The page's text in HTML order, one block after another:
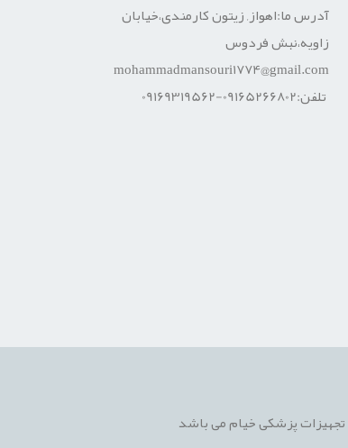
آدرس ما:اهواز, زیتون کارمندی،خیابان
زاویه،نبش فردوس
mohammadmansouri1774@gmail.com
تلفن:09165266802-09169319562
پزشکی خیام می باشد